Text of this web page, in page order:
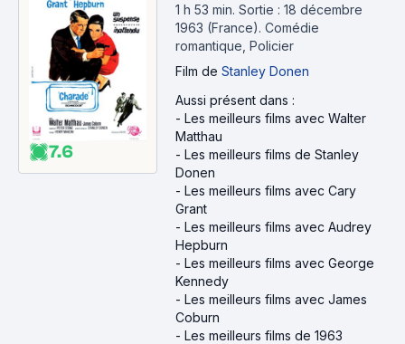
7.6
1 h 53 min. Sortie : 18 décembre
1963 (France). Comédie
romantique, Policier
Film de Stanley Donen
Aussi présent dans :
- Les meilleurs films avec Walter
Matthau
- Les meilleurs films de Stanley
Donen
- Les meilleurs films avec Cary
Grant
- Les meilleurs films avec Audrey
Hepburn
- Les meilleurs films avec George
Kennedy
- Les meilleurs films avec James
Coburn
- Les meilleurs films de 1963